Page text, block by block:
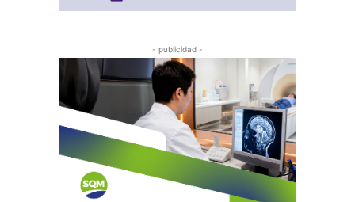
- publicidad -